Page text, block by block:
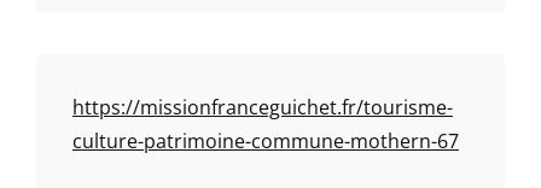
https://missionfranceguichet.fr/tourisme-
culture-patrimoine-commune-mothern-67